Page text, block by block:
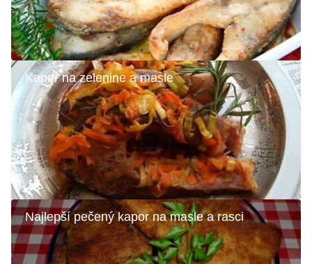
Kapor na zelenine a masle
Najlepší pečený kapor na masle a rasci